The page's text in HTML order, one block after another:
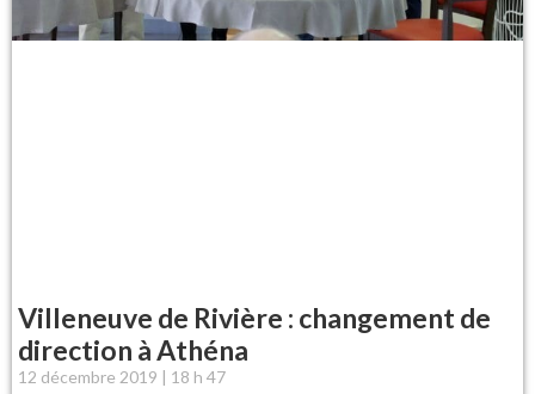
Villeneuve de Rivière : changement de
direction à Athéna
12 décembre 2019 18 h 47